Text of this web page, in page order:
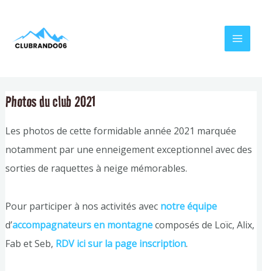
contenu
Photos du club 2021
Les photos de cette formidable année 2021 marquée
notamment par une enneigement exceptionnel avec des
sorties de raquettes à neige mémorables.
Pour participer à nos activités avec notre équipe
d’accompagnateurs en montagnecomposés de Loïc, Alix,
Fab et Seb, RDV ici sur la page inscription.
de
l’article